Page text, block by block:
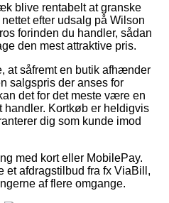
blive rentabelt at granske
efter udsalg på Wilson
forinden du handler, sådan
den mest attraktive pris.
at såfremt en butik afhænder
salgspris der anses for
det for det meste være en
handler. Kortkøb er heldigvis
dig som kunde imod
med kort eller MobilePay.
et afdragstilbud fra fx ViaBill,
af flere omgange.